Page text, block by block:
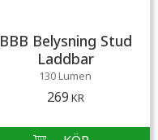
BBB Belysning Stud
Laddbar
130 Lumen
269 KR